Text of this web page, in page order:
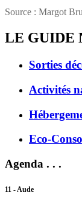
Source : Margot
LE GUIDE
Sorties
Activités
Eco-
Agenda . . .
11 - Aude